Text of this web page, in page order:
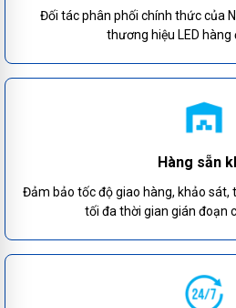
Đối tác phân phối chính thức của
thương hiệu LED hàng
Hàng sẵn
Đảm bảo tốc độ giao hàng, khảo sát,
tối đa thời gian gián đoạn